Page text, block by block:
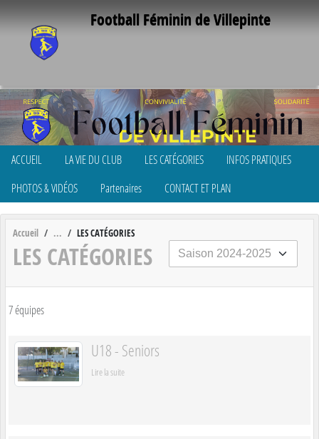
Football Féminin de Villepinte
ACCUEIL LA VIE DU CLUB LES CATÉGORIES
INFOS PRATIQUES
PHOTOS & VIDÉOS
Partenaires CONTACT ET PLAN
Accueil LES CATÉGORIES
LES CATÉGORIES
7 équipes
U18 - Seniors
Lire la suite